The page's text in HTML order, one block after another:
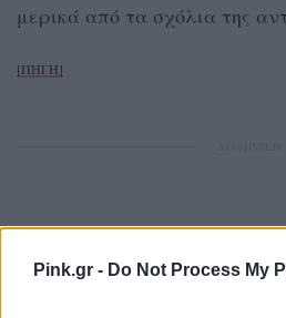
Pink.gr - Do Not Process My
μερικά από τα σχόλια της
[ΠΗΓΗ]